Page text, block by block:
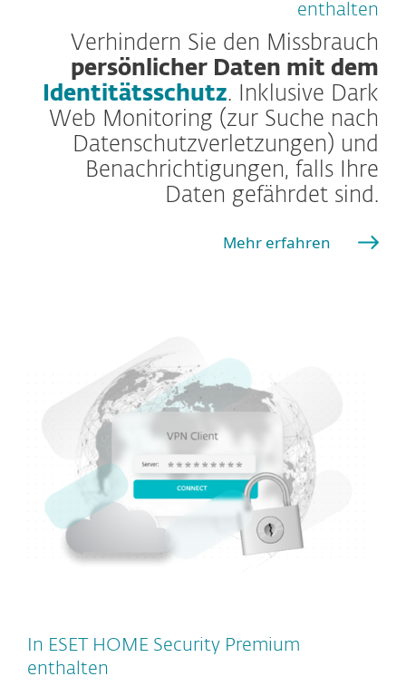
enthalten
Verhindern Sie den Missbrauch
persönlicher Daten mit dem
Identitätsschutz. Inklusive Dark
Web Monitoring (zur Suche nach
Datenschutzverletzungen) und
Benachrichtigungen, falls Ihre
Daten gefährdet sind.
Mehr erfahren
In ESET HOME Security Premium
enthalten